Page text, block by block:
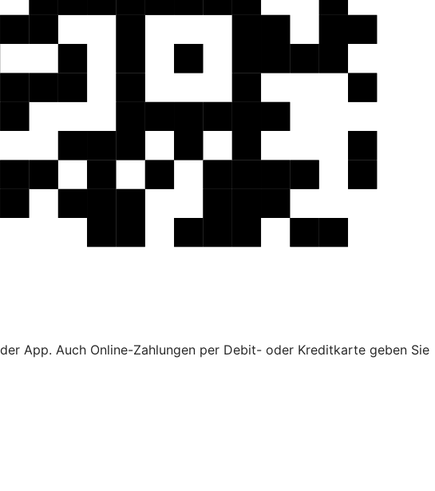
App. Auch Online-Zahlungen per Debit- oder Kreditkarte geben Sie